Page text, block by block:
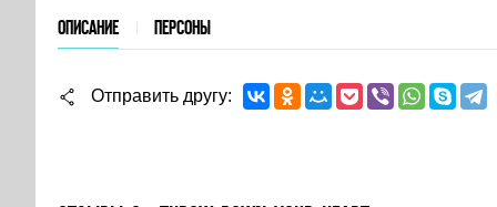
ОПИСАНИЕ ПЕРСОНЫ
Отправить другу